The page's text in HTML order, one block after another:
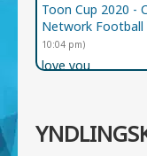
Toon Cup 2020 -
Network Football
10:04 pm)
love you